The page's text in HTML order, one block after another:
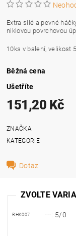
Extra silé a pevné
niklovou povrchovou
10ks v balení, velikost
Běžná cena
Ušetříte
151,20 Kč
ZNAČKA
KATEGORIE
Dotaz
ZVOLTE
BHK007 ---: 5/0